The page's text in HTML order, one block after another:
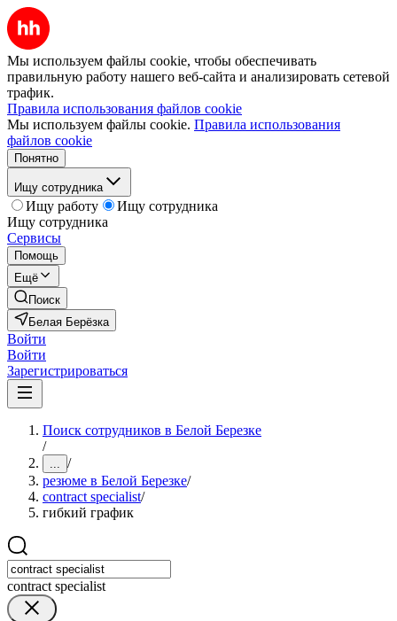
Мы используем файлы cookie, чтобы обеспечивать
правильную работу нашего веб-сайта и анализировать сетевой
трафик.
Правила использования файлов cookie
Мы используем файлы cookie. Правила использования
файлов cookie
Понятно
Ищу сотрудника
Ищу работу
Ищу сотрудника
Ищу сотрудника
Сервисы
Помощь
Ещё
Поиск
Белая Берёзка
Войти
Войти
Зарегистрироваться
Поиск сотрудников в Белой Березке
/
... /
резюме в Белой Березке/
contract specialist/
гибкий график
contract specialist